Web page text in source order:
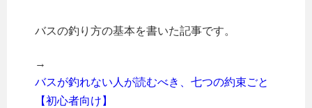
バスの釣り方の基本を書いた記事です。
→
バスが釣れない人が読むべき、七つの約束ごと
【初心者向け】